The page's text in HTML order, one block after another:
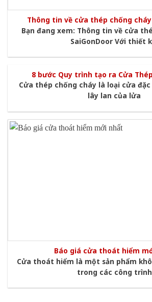
Thông tin về cửa thép chống cháy
Bạn đang xem: Thông tin về cửa
SaiGonDoor Với thiết
8 bước Quy trình tạo ra Cửa
Cửa thép chống cháy là loại cửa
lây lan của lửa
Báo giá cửa thoát hiểm
Cửa thoát hiểm là một sản phẩm
trong các công trình